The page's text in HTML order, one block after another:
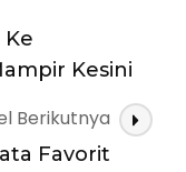
Eksotis
Di
Ibukota
Tercinta
Ke
Kesini
Berikutnya
Favorit